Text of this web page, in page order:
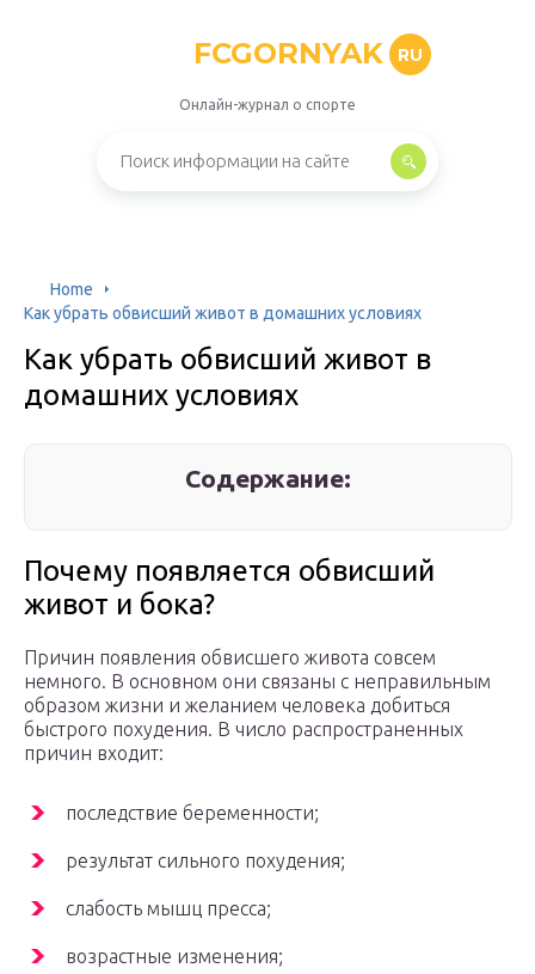
FCGORNYAK RU
Онлайн-журнал о спорте
Home
Как убрать обвисший живот в домашних условиях
Как убрать обвисший живот в
домашних условиях
Содержание:
Почему появляется обвисший
живот и бока?
Причин появления обвисшего живота совсем
немного. В основном они связаны с неправильным
образом жизни и желанием человека добиться
быстрого похудения. В число распространенных
причин входит:
последствие беременности;
результат сильного похудения;
слабость мышц пресса;
возрастные изменения;